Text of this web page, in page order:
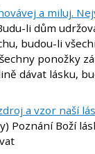
a miluj.
li dům
budou-li
ponožky
dávat lásku,
a vzor naší
Poznání Boží